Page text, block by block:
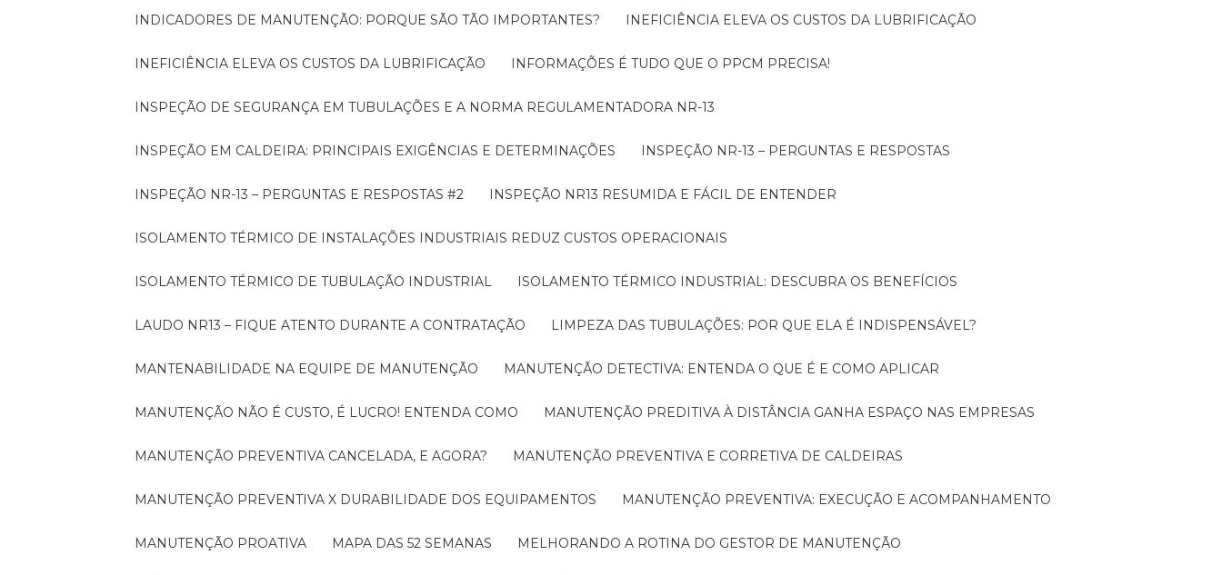
INDICADORES DE MANUTENÇÃO: PORQUE SÃO TÃO IMPORTANTES? INEFICIÊNCIA ELEVA OS CUSTOS DA LUBRIFICAÇÃO
INEFICIÊNCIA ELEVA OS CUSTOS DA LUBRIFICAÇÃO INFORMAÇÕES É TUDO QUE O PPCM PRECISA!
INSPEÇÃO DE SEGURANÇA EM TUBULAÇÕES E A NORMA REGULAMENTADORA NR-13
INSPEÇÃO EM CALDEIRA: PRINCIPAIS EXIGÊNCIAS E DETERMINAÇÕES INSPEÇÃO NR-13 – PERGUNTAS E RESPOSTAS
INSPEÇÃO NR-13 – PERGUNTAS E RESPOSTAS #2 INSPEÇÃO NR13 RESUMIDA E FÁCIL DE ENTENDER
ISOLAMENTO TÉRMICO DE INSTALAÇÕES INDUSTRIAIS REDUZ CUSTOS OPERACIONAIS
ISOLAMENTO TÉRMICO DE TUBULAÇÃO INDUSTRIAL ISOLAMENTO TÉRMICO INDUSTRIAL: DESCUBRA OS BENEFÍCIOS
LAUDO NR13 – FIQUE ATENTO DURANTE A CONTRATAÇÃO LIMPEZA DAS TUBULAÇÕES: POR QUE ELA É INDISPENSÁVEL?
MANTENABILIDADE NA EQUIPE DE MANUTENÇÃO MANUTENÇÃO DETECTIVA: ENTENDA O QUE É E COMO APLICAR
MANUTENÇÃO NÃO É CUSTO, É LUCRO! ENTENDA COMO MANUTENÇÃO PREDITIVA À DISTÂNCIA GANHA ESPAÇO NAS EMPRESAS
MANUTENÇÃO PREVENTIVA CANCELADA, E AGORA? MANUTENÇÃO PREVENTIVA E CORRETIVA DE CALDEIRAS
MANUTENÇÃO PREVENTIVA X DURABILIDADE DOS EQUIPAMENTOS MANUTENÇÃO PREVENTIVA: EXECUÇÃO E ACOMPANHAMENTO
MANUTENÇÃO PROATIVA MAPA DAS 52 SEMANAS MELHORANDO A ROTINA DO GESTOR DE MANUTENÇÃO